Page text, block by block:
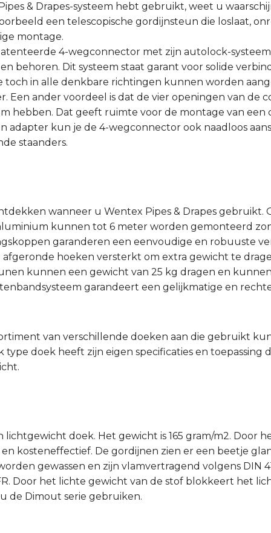
& Drapes-systeem hebt gebruikt, weet u
een telescopische gordijnsteun die loslaat,
montage.
4-wegconnector met zijn autolock-
behoren. Dit systeem staat garant voor solide
in alle denkbare richtingen kunnen worden
Een ander voordeel is dat de vier openingen van de
hebben. Dat geeft ruimte voor de montage van een
adapter kun je de 4-wegconnector ook naadloos
staanders.
wanneer u Wentex Pipes & Drapes gebruikt.
kunnen tot 6 meter worden gemonteerd
garanderen een eenvoudige en robuuste
hoeken versterkt om extra gewicht te
kunnen een gewicht van 25 kg dragen en
garandeert een gelijkmatige en
van verschillende doeken aan die gebruikt
type doek heeft zijn eigen specificaties en toepassing
lichtgewicht doek. Het gewicht is 165 gram/m2. Door
kosteneffectief. De gordijnen zien er een beetje
gewassen en zijn vlamvertragend volgens DIN
Door het lichte gewicht van de stof blokkeert het
de Dimout serie gebruiken.